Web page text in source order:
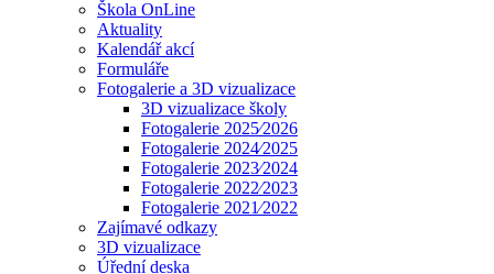
Škola OnLine
Aktuality
Kalendář akcí
Formuláře
Fotogalerie a 3D vizualizace
3D vizualizace školy
Fotogalerie 2025⁄2026
Fotogalerie 2024⁄2025
Fotogalerie 2023⁄2024
Fotogalerie 2022⁄2023
Fotogalerie 2021⁄2022
Zajímavé odkazy
3D vizualizace
Úřední deska